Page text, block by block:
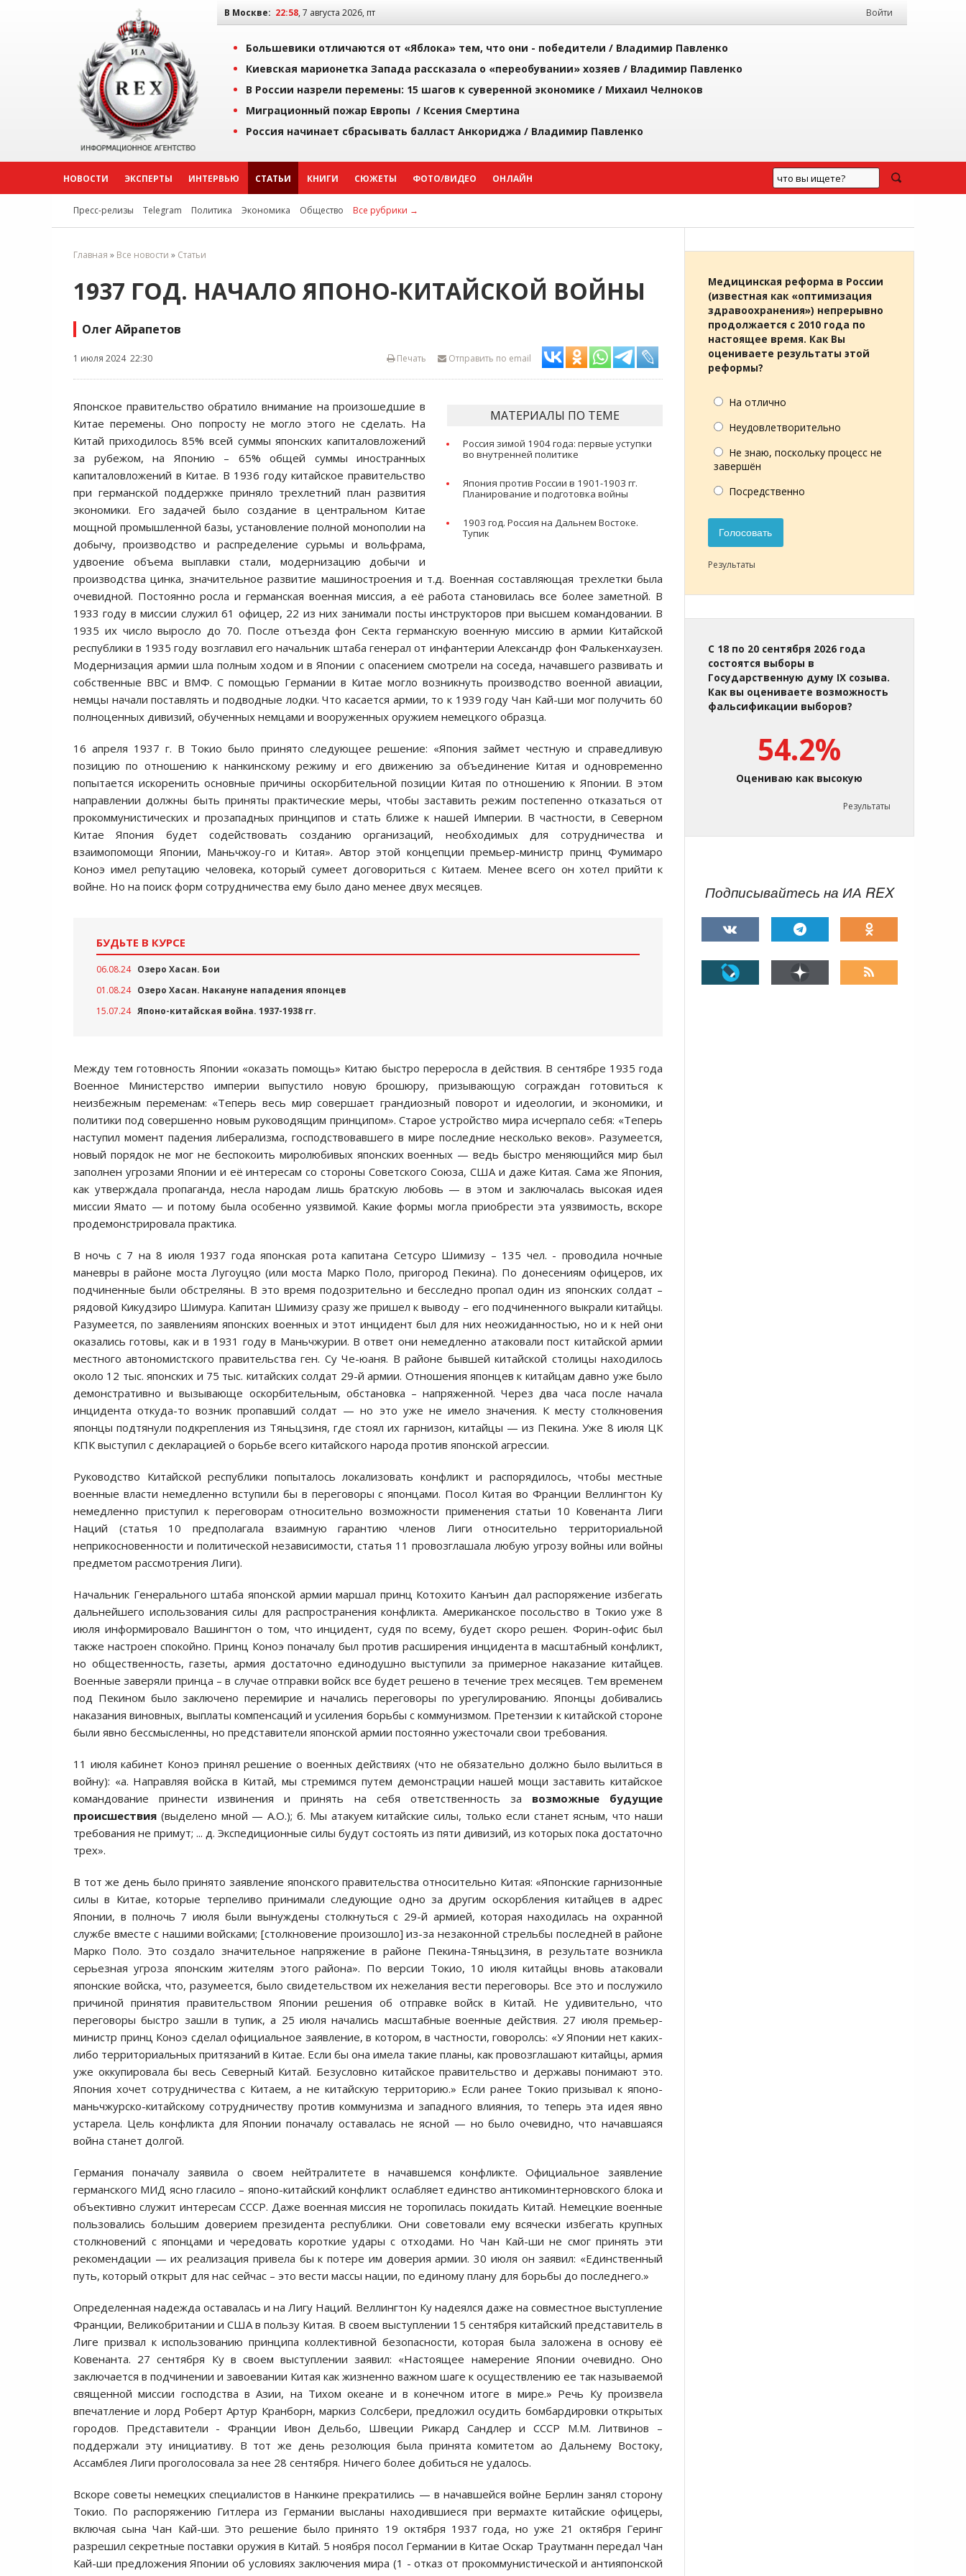
В Москве: 22:58, 7 августа 2026, пт Войти
Большевики отличаются от «Яблока» тем, что они - победители / Владимир Павленко
Киевская марионетка Запада рассказала о «переобувании» хозяев / Владимир Павленко
В России назрели перемены: 15 шагов к суверенной экономике / Михаил Челноков
Миграционный пожар Европы / Ксения Смертина
Россия начинает сбрасывать балласт Анкориджа / Владимир Павленко
НОВОСТИ ЭКСПЕРТЫ ИНТЕРВЬЮ СТАТЬИ КНИГИ СЮЖЕТЫ ФОТО/ВИДЕО ОНЛАЙН
Пресс-релизы Telegram Политика Экономика Общество Все рубрики →
Главная » Все новости » Статьи
1937 ГОД. НАЧАЛО ЯПОНО-КИТАЙСКОЙ ВОЙНЫ
Олег Айрапетов
1 июля 2024 22:30 Отправить по email
Печать
МАТЕРИАЛЫ ПО ТЕМЕ
Россия зимой 1904 года: первые уступки
во внутренней политике
Япония против России в 1901-1903 гг.
Планирование и подготовка войны
1903 год. Россия на Дальнем Востоке.
Тупик
Японское правительство обратило внимание на произошедшие в
Китае перемены. Оно попросту не могло этого не сделать. На
Китай приходилось 85% всей суммы японских капиталовложений
за рубежом, на Японию – 65% общей суммы иностранных
капиталовложений в Китае. В 1936 году китайское правительство
при германской поддержке приняло трехлетний план развития
экономики. Его задачей было создание в центральном Китае
мощной промышленной базы, установление полной монополии на
добычу, производство и распределение сурьмы и вольфрама,
удвоение объема выплавки стали, модернизацию добычи и
производства цинка, значительное развитие машиностроения и т.д. Военная составляющая трехлетки была
очевидной. Постоянно росла и германская военная миссия, а её работа становилась все более заметной. В
1933 году в миссии служил 61 офицер, 22 из них занимали посты инструкторов при высшем командовании. В
1935 их число выросло до 70. После отъезда фон Секта германскую военную миссию в армии Китайской
республики в 1935 году возглавил его начальник штаба генерал от инфантерии Александр фон Фалькенхаузен.
Модернизация армии шла полным ходом и в Японии с опасением смотрели на соседа, начавшего развивать и
собственные ВВС и ВМФ. С помощью Германии в Китае могло возникнуть производство военной авиации,
немцы начали поставлять и подводные лодки. Что касается армии, то к 1939 году Чан Кай-ши мог получить 60
полноценных дивизий, обученных немцами и вооруженных оружием немецкого образца.
16 апреля 1937 г. В Токио было принято следующее решение: «Япония займет честную и справедливую
позицию по отношению к нанкинскому режиму и его движению за объединение Китая и одновременно
попытается искоренить основные причины оскорбительной позиции Китая по отношению к Японии. В этом
направлении должны быть приняты практические меры, чтобы заставить режим постепенно отказаться от
прокоммунистических и прозападных принципов и стать ближе к нашей Империи. В частности, в Северном
Китае Япония будет содействовать созданию организаций, необходимых для сотрудничества и
взаимопомощи Японии, Маньчжоу-го и Китая». Автор этой концепции премьер-министр принц Фумимаро
Коноэ имел репутацию человека, который сумеет договориться с Китаем. Менее всего он хотел прийти к
войне. Но на поиск форм сотрудничества ему было дано менее двух месяцев.
БУДЬТЕ В КУРСЕ
06.08.24 Озеро Хасан. Бои
01.08.24 Озеро Хасан. Накануне нападения японцев
15.07.24 Японо-китайская война. 1937-1938 гг.
Между тем готовность Японии «оказать помощь» Китаю быстро переросла в действия. В сентябре 1935 года
Военное Министерство империи выпустило новую брошюру, призывающую сограждан готовиться к
неизбежным переменам: «Теперь весь мир совершает грандиозный поворот и идеологии, и экономики, и
политики под совершенно новым руководящим принципом». Старое устройство мира исчерпало себя: «Теперь
наступил момент падения либерализма, господствовавшего в мире последние несколько веков». Разумеется,
новый порядок не мог не беспокоить миролюбивых японских военных — ведь быстро меняющийся мир был
заполнен угрозами Японии и её интересам со стороны Советского Союза, США и даже Китая. Сама же Япония,
как утверждала пропаганда, несла народам лишь братскую любовь — в этом и заключалась высокая идея
миссии Ямато — и потому была особенно уязвимой. Какие формы могла приобрести эта уязвимость, вскоре
продемонстрировала практика.
В ночь с 7 на 8 июля 1937 года японская рота капитана Сетсуро Шимизу – 135 чел. - проводила ночные
маневры в районе моста Лугоуцяо (или моста Марко Поло, пригород Пекина). По донесениям офицеров, их
подчиненные были обстреляны. В это время подозрительно и бесследно пропал один из японских солдат –
рядовой Кикудзиро Шимура. Капитан Шимизу сразу же пришел к выводу – его подчиненного выкрали китайцы.
Разумеется, по заявлениям японских военных и этот инцидент был для них неожиданностью, но и к ней они
оказались готовы, как и в 1931 году в Маньчжурии. В ответ они немедленно атаковали пост китайской армии
местного автономистского правительства ген. Су Че-юаня. В районе бывшей китайской столицы находилось
около 12 тыс. японских и 75 тыс. китайских солдат 29-й армии. Отношения японцев к китайцам давно уже было
демонстративно и вызывающе оскорбительным, обстановка – напряженной. Через два часа после начала
инцидента откуда-то возник пропавший солдат — но это уже не имело значения. К месту столкновения
японцы подтянули подкрепления из Тяньцзиня, где стоял их гарнизон, китайцы — из Пекина. Уже 8 июля ЦК
КПК выступил с декларацией о борьбе всего китайского народа против японской агрессии.
Руководство Китайской республики попыталось локализовать конфликт и распорядилось, чтобы местные
военные власти немедленно вступили бы в переговоры с японцами. Посол Китая во Франции Веллингтон Ку
немедленно приступил к переговорам относительно возможности применения статьи 10 Ковенанта Лиги
Наций (статья 10 предполагала взаимную гарантию членов Лиги относительно территориальной
неприкосновенности и политической независимости, статья 11 провозглашала любую угрозу войны или войны
предметом рассмотрения Лиги).
Начальник Генерального штаба японской армии маршал принц Котохито Канъин дал распоряжение избегать
дальнейшего использования силы для распространения конфликта. Американское посольство в Токио уже 8
июля информировало Вашингтон о том, что инцидент, судя по всему, будет скоро решен. Форин-офис был
также настроен спокойно. Принц Коноэ поначалу был против расширения инцидента в масштабный конфликт,
но общественность, газеты, армия достаточно единодушно выступили за примерное наказание китайцев.
Военные заверяли принца – в случае отправки войск все будет решено в течение трех месяцев. Тем временем
под Пекином было заключено перемирие и начались переговоры по урегулированию. Японцы добивались
наказания виновных, выплаты компенсаций и усиления борьбы с коммунизмом. Претензии к китайской стороне
были явно бессмысленны, но представители японской армии постоянно ужесточали свои требования.
11 июля кабинет Коноэ принял решение о военных действиях (что не обязательно должно было вылиться в
войну): «а. Направляя войска в Китай, мы стремимся путем демонстрации нашей мощи заставить китайское
командование принести извинения и принять на себя ответственность за возможные будущие
происшествия (выделено мной — А.О.); б. Мы атакуем китайские силы, только если станет ясным, что наши
требования не примут; ... д. Экспедиционные силы будут состоять из пяти дивизий, из которых пока достаточно
трех».
В тот же день было принято заявление японского правительства относительно Китая: «Японские гарнизонные
силы в Китае, которые терпеливо принимали следующие одно за другим оскорбления китайцев в адрес
Японии, в полночь 7 июля были вынуждены столкнуться с 29-й армией, которая находилась на охранной
службе вместе с нашими войсками; [столкновение произошло] из-за незаконной стрельбы последней в районе
Марко Поло. Это создало значительное напряжение в районе Пекина-Тяньцзиня, в результате возникла
серьезная угроза японским жителям этого района». По версии Токио, 10 июля китайцы вновь атаковали
японские войска, что, разумеется, было свидетельством их нежелания вести переговоры. Все это и послужило
причиной принятия правительством Японии решения об отправке войск в Китай. Не удивительно, что
переговоры быстро зашли в тупик, а 25 июля начались масштабные военные действия. 27 июля премьер-
министр принц Коноэ сделал официальное заявление, в котором, в частности, говоролсь: «У Японии нет каких-
либо территориальных притязаний в Китае. Если бы она имела такие планы, как провозглашают китайцы, армия
уже оккупировала бы весь Северный Китай. Безусловно китайское правительство и державы понимают это.
Япония хочет сотрудничества с Китаем, а не китайскую территорию.» Если ранее Токио призывал к японо-
маньчжурско-китайскому сотрудничеству против коммунизма и западного влияния, то теперь эта идея явно
устарела. Цель конфликта для Японии поначалу оставалась не ясной — но было очевидно, что начавшаяся
война станет долгой.
Германия поначалу заявила о своем нейтралитете в начавшемся конфликте. Официальное заявление
германского МИД ясно гласило – японо-китайский конфликт ослабляет единство антикоминтерновского блока и
объективно служит интересам СССР. Даже военная миссия не торопилась покидать Китай. Немецкие военные
пользовались большим доверием президента республики. Они советовали ему всячески избегать крупных
столкновений с японцами и чередовать короткие удары с отходами. Но Чан Кай-ши не смог принять эти
рекомендации — их реализация привела бы к потере им доверия армии. 30 июля он заявил: «Единственный
путь, который открыт для нас сейчас – это вести массы нации, по единому плану для борьбы до последнего.»
Определенная надежда оставалась и на Лигу Наций. Веллингтон Ку надеялся даже на совместное выступление
Франции, Великобритании и США в пользу Китая. В своем выступлении 15 сентября китайский представитель в
Лиге призвал к использованию принципа коллективной безопасности, которая была заложена в основу её
Ковенанта. 27 сентября Ку в своем выступлении заявил: «Настоящее намерение Японии очевидно. Оно
заключается в подчинении и завоевании Китая как жизненно важном шаге к осуществлению ее так называемой
священной миссии господства в Азии, на Тихом океане и в конечном итоге в мире.» Речь Ку произвела
впечатление и лорд Роберт Артур Кранборн, маркиз Солсбери, предложил осудить бомбардировки открытых
городов. Представители - Франции Ивон Дельбо, Швеции Рикард Сандлер и СССР М.М. Литвинов –
поддержали эту инициативу. В тот же день резолюция была принята комитетом ао Дальнему Востоку,
Ассамблея Лиги проголосовала за нее 28 сентября. Ничего более добиться не удалось.
Вскоре советы немецких специалистов в Нанкине прекратились — в начавшейся войне Берлин занял сторону
Токио. По распоряжению Гитлера из Германии высланы находившиеся при вермахте китайские офицеры,
включая сына Чан Кай-ши. Это решение было принято 19 октября 1937 года, но уже 21 октября Геринг
разрешил секретные поставки оружия в Китай. 5 ноября посол Германии в Китае Оскар Траутманн передал Чан
Кай-ши предложения Японии об условиях заключения мира (1 - отказ от прокоммунистической и антияпонской
Медицинская реформа в России
(известная как «оптимизация
здравоохранения») непрерывно
продолжается с 2010 года по
настоящее время. Как Вы
оцениваете результаты этой
реформы?
На отлично
Неудовлетворительно
Не знаю, поскольку процесс не
завершён
Посредственно
Голосовать
Результаты
С 18 по 20 сентября 2026 года
состоятся выборы в
Государственную думу IX созыва.
Как вы оцениваете возможность
фальсификации выборов?
54.2%
Оцениваю как высокую
Результаты
Подписывайтесь на ИА REX